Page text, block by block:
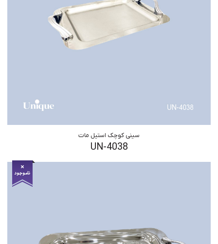
سینی کوچک استیل مات
UN-4038